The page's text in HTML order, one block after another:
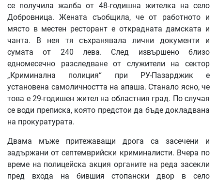
се получила жалба от 48-годишна жителка на село
Добровница. Жената съобщила, че от работното и
място в местен ресторант е открадната дамската и
чанта. В нея тя съхранявала лични документи и
сумата от 240 лева. След извършено близо
едномесечно разследване от служители на сектор
„Криминална полиция“ при РУ-Пазарджик е
установена самоличността на апаша. Станало ясно, че
това е 29-годишен жител на областния град. По случая
се води преписка, която предстои да бъде докладвана
на прокуратурата.
Двама мъже притежаващи дрога са засечени и
задържани от септемврийски криминалисти. Вчера по
време на полицейска акция органите на реда засекли
пред входа на бившия стопански двор в село